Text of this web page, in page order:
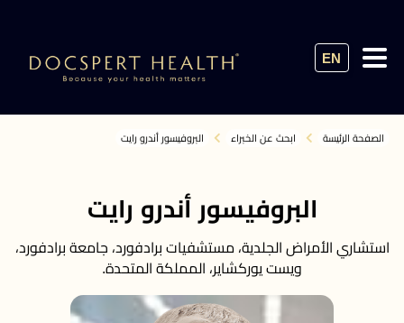
EN
الصفحة الرئيسة ابحث عن الخبراء البروفيسور أندرو رايت
البروفيسور أندرو رايت
استشاري الأمراض الجلدية، مستشفيات برادفورد، جامعة برادفورد،
ويست يوركشاير، المملكة المتحدة.